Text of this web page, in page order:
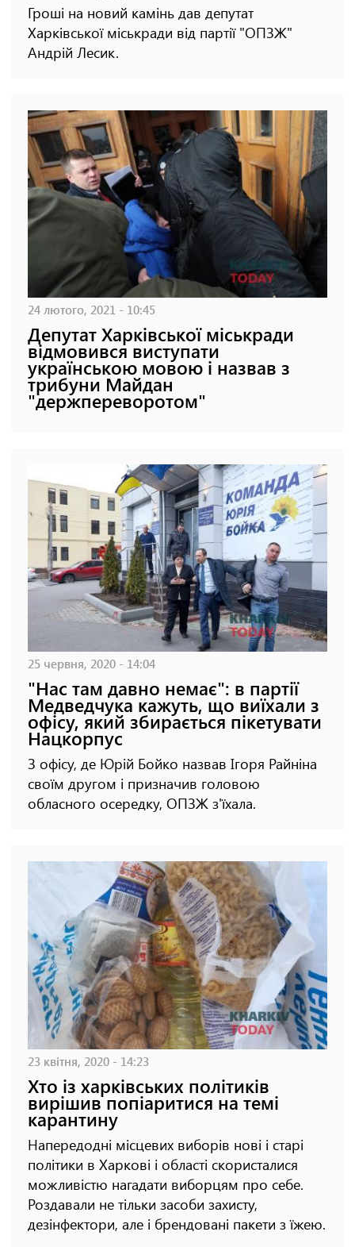
Гроші на новий камінь дав депутат
Харківської міськради від партії "ОПЗЖ"
Андрій Лесик.
24 лютого, 2021 - 10:45
Депутат Харківської міськради
відмовився виступати
українською мовою і назвав з
трибуни Майдан
"держпереворотом"
25 червня, 2020 - 14:04
"Нас там давно немає": в партії
Медведчука кажуть, що виїхали з
офісу, який збирається пікетувати
Нацкорпус
З офісу, де Юрій Бойко назвав Ігоря Райніна
своїм другом і призначив головою
обласного осередку, ОПЗЖ з'їхала.
23 квітня, 2020 - 14:23
Хто із харківських політиків
вирішив попіаритися на темі
карантину
Напередодні місцевих виборів нові і старі
політики в Харкові і області скористалися
можливістю нагадати виборцям про себе.
Роздавали не тільки засоби захисту,
дезінфектори, але і брендовані пакети з їжею.